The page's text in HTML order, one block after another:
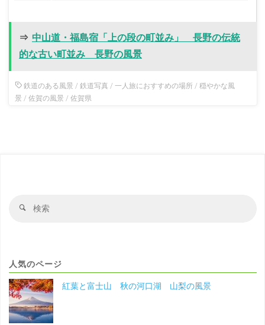
⇒ 中山道・福島宿「上の段の町並み」 長野の伝統
的な古い町並み 長野の風景
鉄道のある風景 / 鉄道写真 / 一人旅におすすめの場所/ 穏やかな風
景 / 佐賀の風景 / 佐賀県
検
人気のページ
紅葉と富士山 秋の河口湖 山梨の風景